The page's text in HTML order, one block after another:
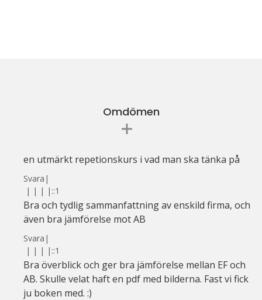
Omdömen
en utmärkt repetionskurs i vad man ska tänka på
Svara |
| | | | ::1
Bra och tydlig sammanfattning av enskild firma, och
även bra jämförelse mot AB
Svara |
| | | | ::1
Bra överblick och ger bra jämförelse mellan EF och
AB. Skulle velat haft en pdf med bilderna. Fast vi fick
ju boken med. :)